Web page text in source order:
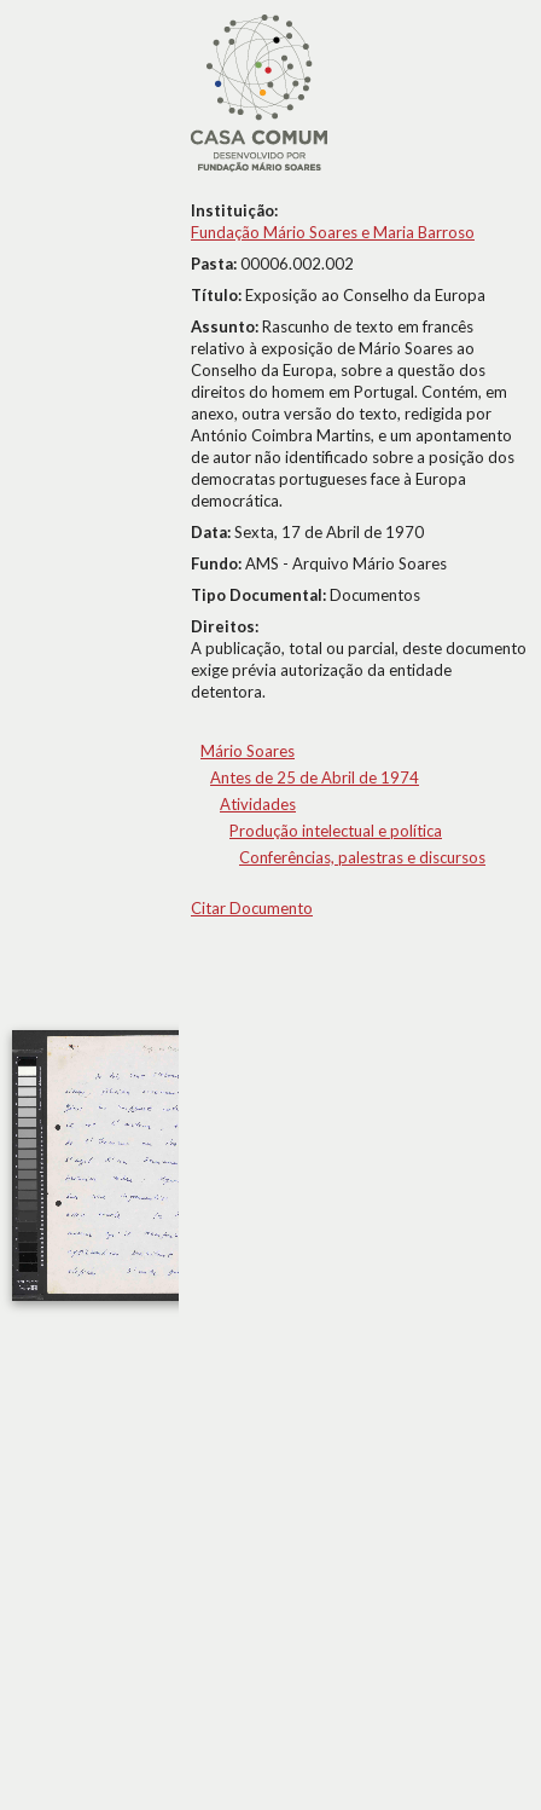
Instituição:
Fundação Mário Soares e Maria Barroso
Pasta:00006.002.002
Título:Exposição ao Conselho da Europa
Assunto:Rascunho de texto em francês
relativo à exposição de Mário Soares ao
Conselho da Europa, sobre a questão dos
direitos do homem em Portugal. Contém, em
anexo, outra versão do texto, redigida por
António Coimbra Martins, e um apontamento
de autor não identificado sobre a posição dos
democratas portugueses face à Europa
democrática.
Data:Sexta, 17 de Abril de 1970
Fundo:AMS - Arquivo Mário Soares
Tipo Documental:Documentos
Direitos:
A publicação, total ou parcial, deste documento
exige prévia autorização da entidade
detentora.
Mário Soares
Antes de 25 de Abril de 1974
Atividades
Produção intelectual e política
Conferências, palestras e discursos
Citar Documento